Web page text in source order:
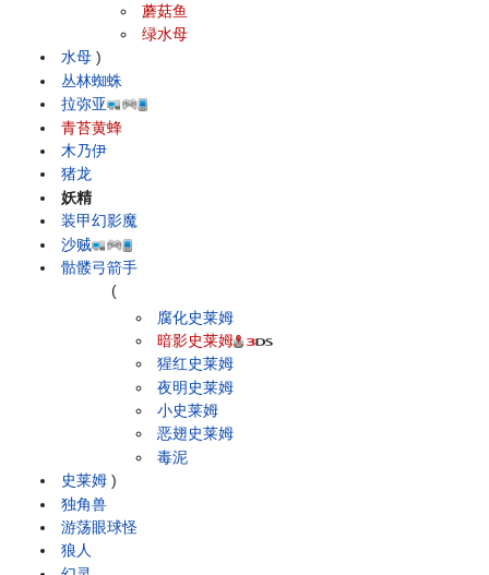
水母
蘑菇鱼
绿水母
)
丛林蜘蛛
拉弥亚
青苔黄蜂
木乃伊
猪龙
妖精
装甲幻影魔
沙贼
骷髅弓箭手
史莱姆
(
腐化史莱姆
暗影史莱姆
猩红史莱姆
夜明史莱姆
小史莱姆
恶翅史莱姆
毒泥
)
独角兽
游荡眼球怪
狼人